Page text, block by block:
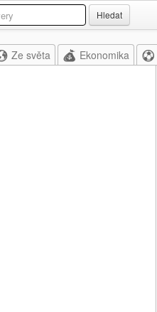
Hledat
Ze světa Ekonomika